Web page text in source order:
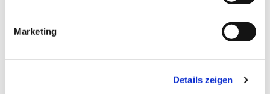
Marketing
Details zeigen
Dies könnte Sie auch